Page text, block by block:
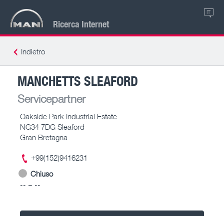
Ricerca Internet
IT
Indietro
MANCHETTS SLEAFORD
Servicepartner
Oakside Park Industrial Estate
NG34 7DG Sleaford
Gran Bretagna
+99(152)9416231
Chiuso
-- – --